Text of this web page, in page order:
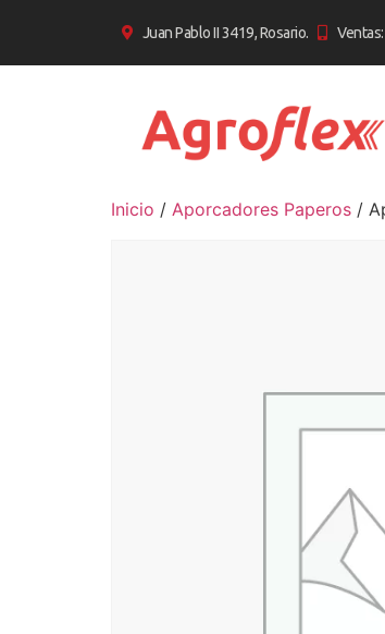
Juan Pablo II 3419, Rosario.
Inicio / Aporcadores Paperos /